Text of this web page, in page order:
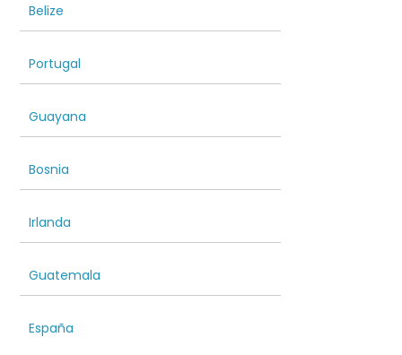
Belize
Portugal
Guayana
Bosnia
Irlanda
Guatemala
España